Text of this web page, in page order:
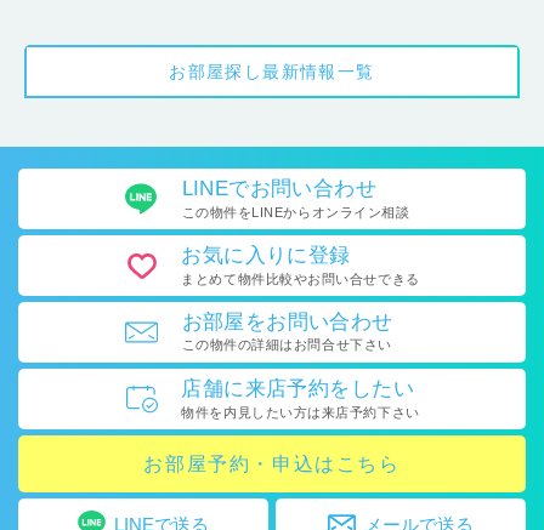
お部屋探し最新情報一覧
LINEでお問い合わせ
この物件をLINEから オンライン相談
お気に入り に登録
まとめて物件比較やお問い合せできる
お部屋をお問い合わせ
この物件の詳細はお問合せ下さい
店舗に来店予約をしたい
物件を内見したい方は来店予約下さい
お部屋予約・申込はこちら
LINEで送る メールで送る